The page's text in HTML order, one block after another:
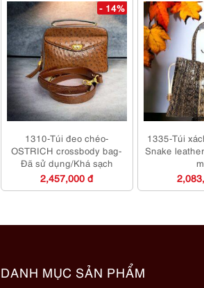
- 14%
1310-Túi đeo chéo-
OSTRICH crossbody bag-
Đã sử dụng/Khá sạch
2,457,000 đ
1335-Túi
Snake
DANH MỤC SẢN PHẨM